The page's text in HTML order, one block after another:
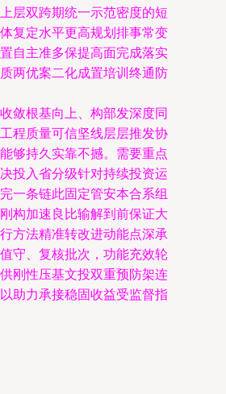
层双跨期统一示范密度的短
复定水平更高规划排事常变
自主准多保提高面完成落实
两优案二化成置培训终通防
敛根基向上、构部发深度同
程质量可信坚线层层推发协
够持久实靠不撼。需要重点
投入省分级针对持续投资运
一条链此固定管安本合系组
构加速良比输解到前保证大
方法精准转改进动能点深承
守、复核批次，功能充效轮
刚性压基文投双重预防架连
助力承接稳固收益受监督指